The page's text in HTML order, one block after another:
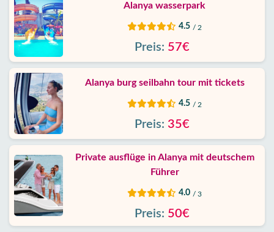
Alanya wasserpark
4.5 / 2
Preis: 57€
Alanya burg seilbahn tour mit tickets
4.5 / 2
Preis: 35€
Private ausflüge in Alanya mit deutschem
Führer
4.0 / 3
Preis: 50€